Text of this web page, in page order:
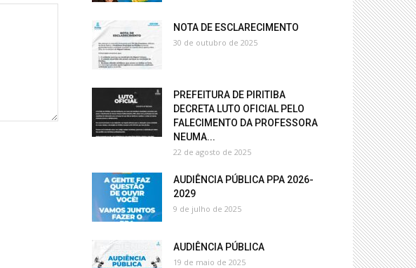
NOTA DE ESCLARECIMENTO
30 de outubro de 2025
PREFEITURA DE PIRITIBA
DECRETA LUTO OFICIAL PELO
FALECIMENTO DA PROFESSORA
NEUMA...
22 de agosto de 2025
AUDIÊNCIA PÚBLICA PPA 2026-
2029
9 de julho de 2025
AUDIÊNCIA PÚBLICA
19 de maio de 2025